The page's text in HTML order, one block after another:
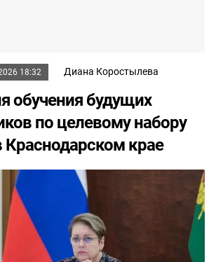
18:32 Диана Коростылева
обучения будущих
по целевому набору
крае